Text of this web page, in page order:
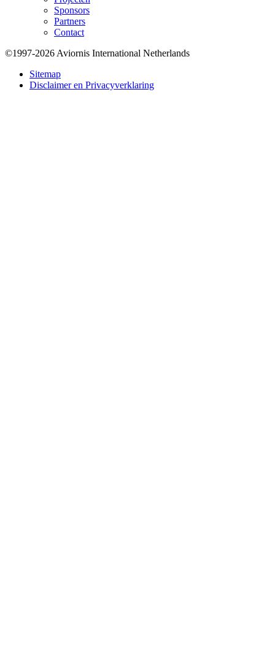
Sponsors
Partners
Contact
Bottom
©1997-2026 Aviornis International Netherlands
Sitemap
Disclaimer en Privacyverklaring